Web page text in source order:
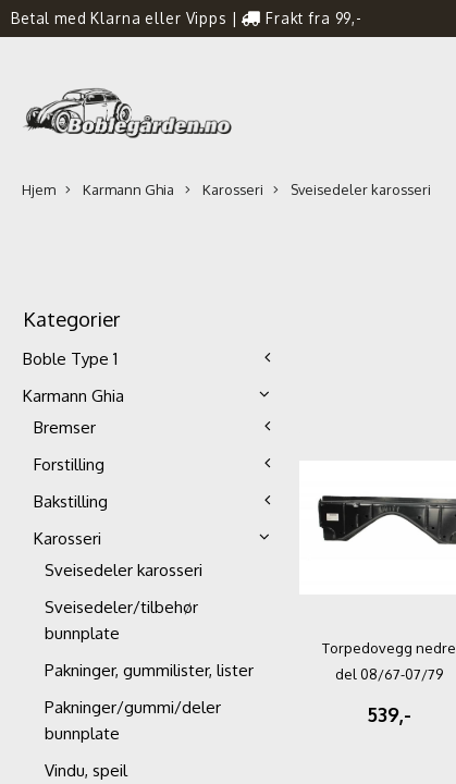
Betal med Klarna eller Vipps | Frakt fra 99,-
Hjem Karmann Ghia Karosseri Sveisedeler karosseri
Kategorier
Boble Type 1
Karmann Ghia
Bremser
Forstilling
Bakstilling
Karosseri
Sveisedeler karosseri
Sveisedeler/tilbehør
bunnplate
Pakninger, gummilister, lister
Pakninger/gummi/deler
bunnplate
Vindu, speil
Torpedovegg nedre
del 08/67-07/79
539,-